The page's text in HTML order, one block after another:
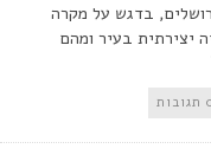
בדגש על מקרה
יצירתית בעיר ומהם